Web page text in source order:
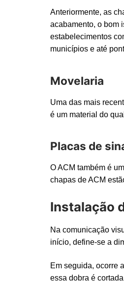
Anteriormente, as
acabamento, o bom
estabelecimentos
municípios e até
Movelaria
Uma das mais
é um material do
Placas de
O ACM também é
chapas de ACM
Instalação
Na comunicação
início, define-se a
Em seguida, ocorre
essa dobra é